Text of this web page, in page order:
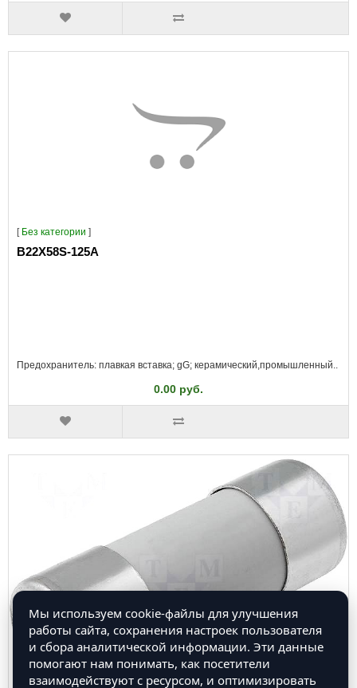
[ Без категории ]
B22X58S-125A
Предохранитель: плавкая вставка; gG; керамический,промышленный..
0.00 руб.
Мы используем cookie-файлы для улучшения
работы сайта, сохранения настроек пользователя
и сбора аналитической информации. Эти данные
помогают нам понимать, как посетители
взаимодействуют с ресурсом, и оптимизировать